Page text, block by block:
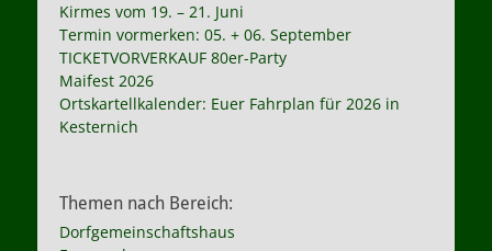
Kirmes vom 19. – 21. Juni
Termin vormerken: 05. + 06. September
TICKETVORVERKAUF 80er-Party
Maifest 2026
Ortskartellkalender: Euer Fahrplan für 2026 in
Kesternich
Themen nach Bereich:
Dorfgemeinschaftshaus